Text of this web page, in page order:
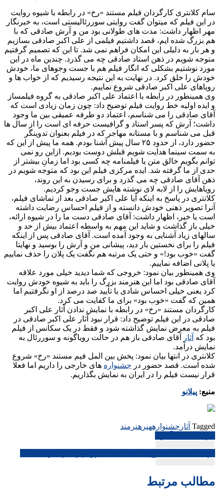
سام کلانتری کارگردان فیلم مستند «رخ» در رابطه با شیوه روایت
در این فیلم که میتوان گفت روایتی سوررئالیستی است، به خبرنگار
مهر اظهار داشت: مدت های طولانی بود من و آرش صادقی که با
هم بزرگ شده ایم، قصد داشتیم فیلمی از علی اکبر صادقی بسازیم
و هر بار به دلیلی این امکان فراهم نمی شد. تا این که تصمیم گرفتیم
متوجه شویم در ذهن استاد صادقی چه می گذرد. چندین ماه در این
مورد نوشتیم بشکلی که انگار فیلم هم با جست وجوهای ما، خودش
خودش را خلق کرد. در نهایت به این نتیجه رسیدیم که از خواب ها و
رویاهای علی اکبر صادقی شروع نماییم.
وی همینطور در رابطه با اعتماد علی اکبر صادقی به گروه فیلمساز
و ایده اولیه خط روایت فیلم توضیح داد: چون زمان زیادی است که
آقای صادقی را می شناسم، اعتماد دو طرفه عمیقی بین ما وجود
داشت؛ آرش که پسر استاد و گرافیست حرفه ای است را از سال ها
قبل می شناسم و با مستانه مهاجر که در فیلم بعنوان تدوینگر
حضور دارد، از حدود ۲۵ سال پیش آشنا بودم. همه ما پیش از این که
به سمت سینما هدایت شویم قبلش دوست بودیم. ازاین رو نمی
توانم بگویم خالق متن یا فیلمنامه چه کسی بود اما زمانِ بیشتر از
حدی از ما گرفته شد. ایده مرکزی فیلم این بود که متوجه شویم در
ذهن آقای صادقی چه می گذرد و برای رسیدن به این روند،
رویاهایش را از لابه لای نوشته هایش جست وجو کردیم.
کلانتری در پاسخ به اینکه آیا علی اکبر صادقی بعد از تماشای فیلم،
آنرا تصویر ذهنی خودش دانسته و از فیلم احساس رضایت داشته
است یا خیر، اظهار داشت: آقای صادقی دست ما را در شیوه ارائه،
خیلی باز گذاشت و شاید این مهم به واسطه اعتماد بیش از حد و
سالهای زیاد آشنایی به وجود آمده است. آقای صادقی پس از اینکه
فیلم را برای نخستین بار دید، پیشانی من و آرش را بوسید و نهایتا
گفت «خوب بود!» و حتی یک مرتبه هم نگفت یک پلان را حذف نماییم
یا پلانی اضافه نماییم.
وی همینطور بیان نمود: خروجی که شما دیدید خیلی مورد علاقه
آقای صادقی بود اما این هنرمند بزرگ را باید به شیوه خودش روایت
کرد یعنی خیلی احساس شادی یا تأیید صد درصد از او نگرفتیم اما
همین که گفت «خوب بود» برای ما کفایت می کرد.
کارگردان مستند «رخ» در رابطه با نمایش ندادن آثار علی اکبر
صادقی در این فیلم توضیح داد: قرار نبود آثار علی اکبر صادقی در
فیلم به معرض نمایش گذاشته شود و فقط در یک سکانس از فیلم
بود که آثار
آقای صادقی باز هم در حالت رویاگونه و سوررئال به
نمایش درآمد.
کلانتری در انتها بیان نمود: پخش بین المل فیم مستند «رخ» شروع
شده است. قصد حضور در جشنواره های خارجی را داریم اما فعلا
قرار نیست فیلم را در ایران به نمایش بگذاریم.
منبع: پیلانو
Tagged آثار جشنوارههنر هنرمند
راهبری
نوشته
مطالب مرتبط